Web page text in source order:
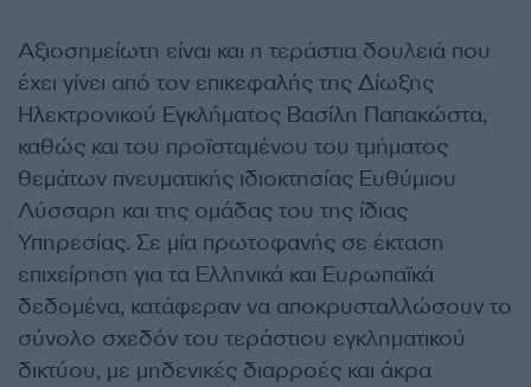
Αξιοσημείωτη είναι και η τεράστια δουλειά που
έχει γίνει από τον επικεφαλής της Δίωξης
Ηλεκτρονικού Εγκλήματος Βασίλη Παπακώστα,
καθώς και του προϊσταμένου του τμήματος
θεμάτων πνευματικής ιδιοκτησίας Ευθύμιου
Λύσσαρη και της ομάδας του της ίδιας
Υπηρεσίας. Σε μία πρωτοφανής σε έκταση
επιχείρηση για τα Ελληνικά και Ευρωπαϊκά
δεδομένα, κατάφεραν να αποκρυσταλλώσουν το
σύνολο σχεδόν του τεράστιου εγκληματικού
δικτύου, με μηδενικές διαρροές και άκρα